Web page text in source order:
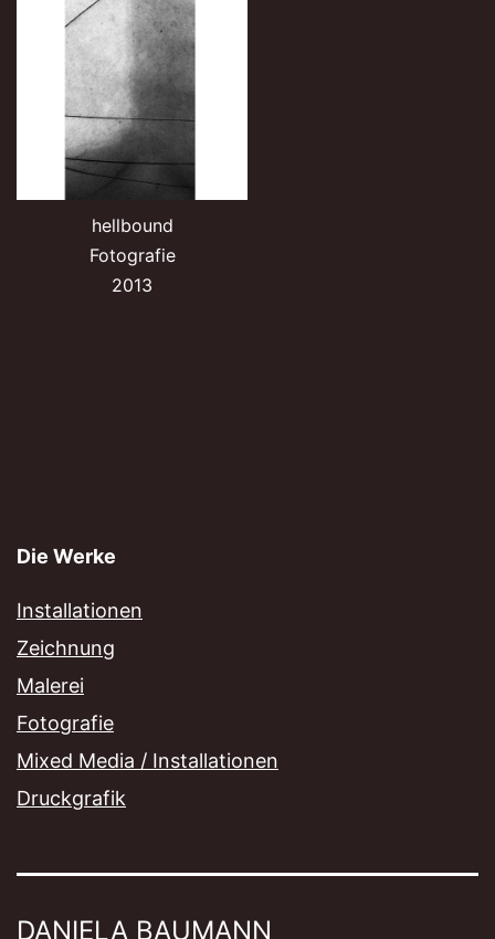
hellbound
Fotografie
2013
Die Werke
Installationen
Zeichnung
Malerei
Fotografie
Mixed Media / Installationen
Druckgrafik
DANIELA BAUMANN